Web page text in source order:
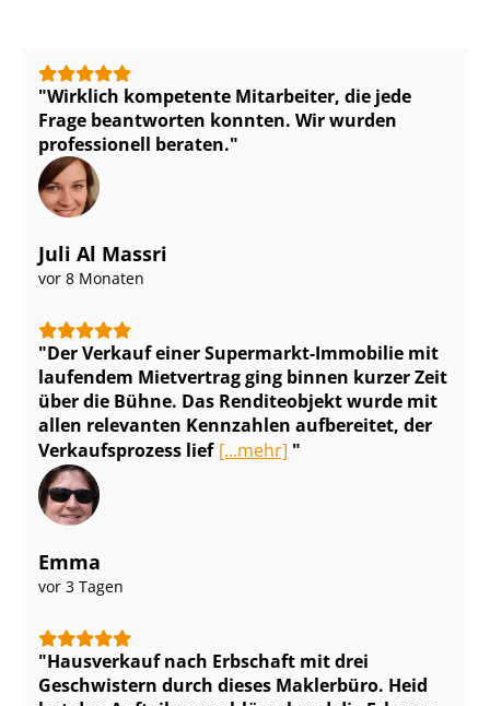
Wirklich kompetente Mitarbeiter, die jede
Frage beantworten konnten. Wir wurden
professionell beraten.
Juli Al Massri
vor 8 Monaten
Der Verkauf einer Supermarkt-Immobilie mit
laufendem Mietvertrag ging binnen kurzer Zeit
über die Bühne. Das Renditeobjekt wurde mit
allen relevanten Kennzahlen aufbereitet, der
Verkaufsprozess lief [...mehr]
Emma
vor 3 Tagen
Hausverkauf nach Erbschaft mit drei
Geschwistern durch dieses Maklerbüro. Heid